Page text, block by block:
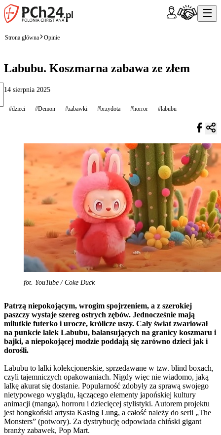
Strona główna Opinie
Labubu. Koszmarna zabawa ze złem
14 sierpnia 2025
#dzieci #Demon #zabawki #brzydota #horror #labubu
fot. YouTube / Coke Duck
Patrzą niepokojącym, wrogim spojrzeniem, a z szerokiej
paszczy wystaje szereg ostrych zębów. Jednocześnie mają
milutkie futerko i urocze, królicze uszy. Cały świat zwariował
na punkcie lalek Labubu, balansujących na granicy koszmaru i
bajki, a niepokojącej modzie poddają się zarówno dzieci jak i
dorośli.
Labubu to lalki kolekcjonerskie, sprzedawane w tzw. blind boxach,
czyli tajemniczych opakowaniach. Nigdy więc nie wiadomo, jaką
lalkę akurat się dostanie. Popularność zdobyły za sprawą swojego
nietypowego wyglądu, łączącego elementy japońskiej kultury
animacji (manga), horroru i dziecięcej stylistyki. Autorem projektu
jest hongkoński artysta Kasing Lung, a całość należy do serii „The
Monsters” (potwory). Za dystrybucję odpowiada chiński gigant
branży zabawek, Pop Mart.